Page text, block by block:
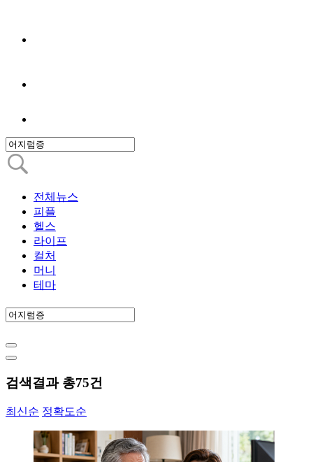
전체뉴스
피플
헬스
라이프
컬처
머니
테마
검색결과 총75건
최신순 정확도순